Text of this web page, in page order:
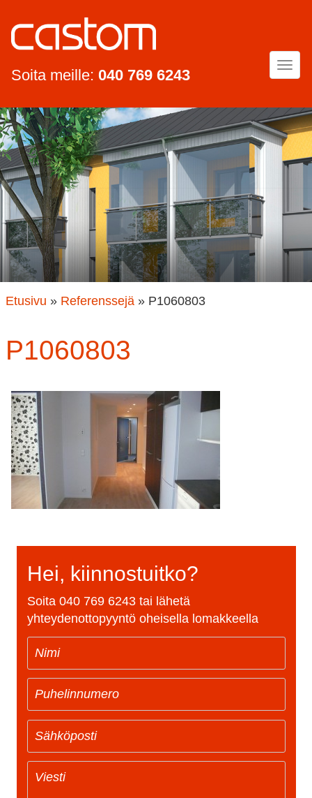
Soita meille: 040 769 6243
Etusivu » Referenssejä» P1060803
P1060803
Hei, kiinnostuitko?
Soita 040 769 6243tai lähetä
yhteydenottopyyntö oheisella lomakkeella